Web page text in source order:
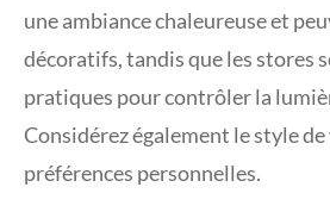
une ambiance chaleureuse et
décoratifs, tandis que les stores
pratiques pour contrôler la
Considérez également le style
préférences personnelles.